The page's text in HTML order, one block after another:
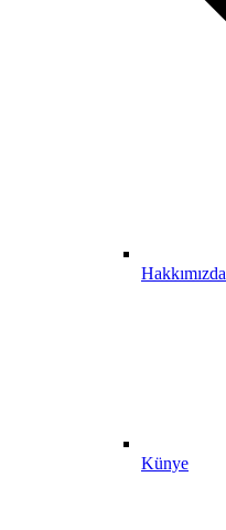
Hakkımızda
Künye